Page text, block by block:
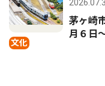
文化
茅ヶ崎
月６日